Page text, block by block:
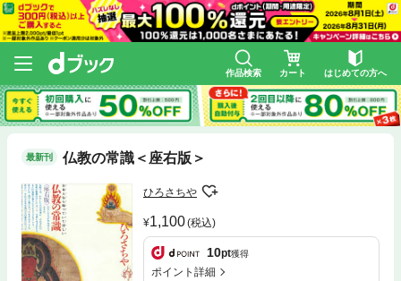
作品検索 カート はじめての方へ
最新刊 仏教の常識＜座右版＞
ひろさちや
1,100(税込)
10pt獲得
ポイント詳細